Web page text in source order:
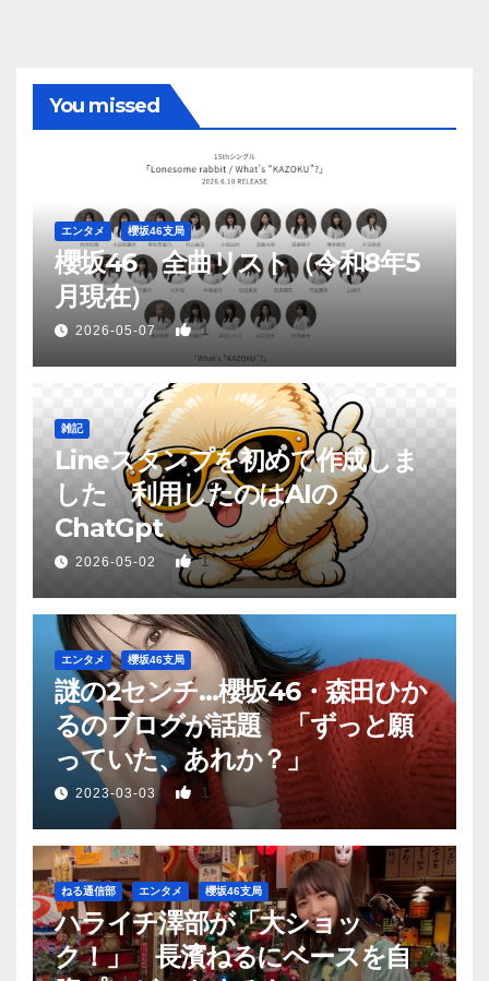
You missed
エンタメ 櫻坂46支局
櫻坂46 全曲リスト（令和8年5
月現在）
2026-05-07 1
雑記
Lineスタンプを初めて作成しま
した 利用したのはAIの
ChatGpt
2026-05-02 1
エンタメ 櫻坂46支局
謎の2センチ…櫻坂46・森田ひか
るのブログが話題 「ずっと願
っていた、あれか？」
2023-03-03 1
ねる通信部 エンタメ 櫻坂46支局
ハライチ澤部が「大ショッ
ク！」 長濱ねるにベースを自